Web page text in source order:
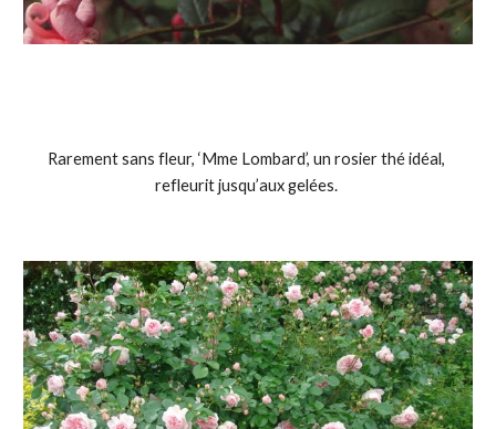
Rarement sans fleur, ‘Mme Lombard’, un rosier thé idéal,
refleurit jusqu’aux gelées.